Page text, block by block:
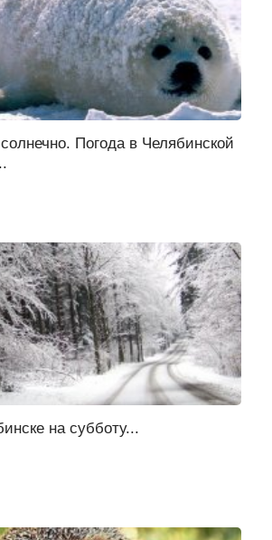
Погода в Челябинской
на субботу...